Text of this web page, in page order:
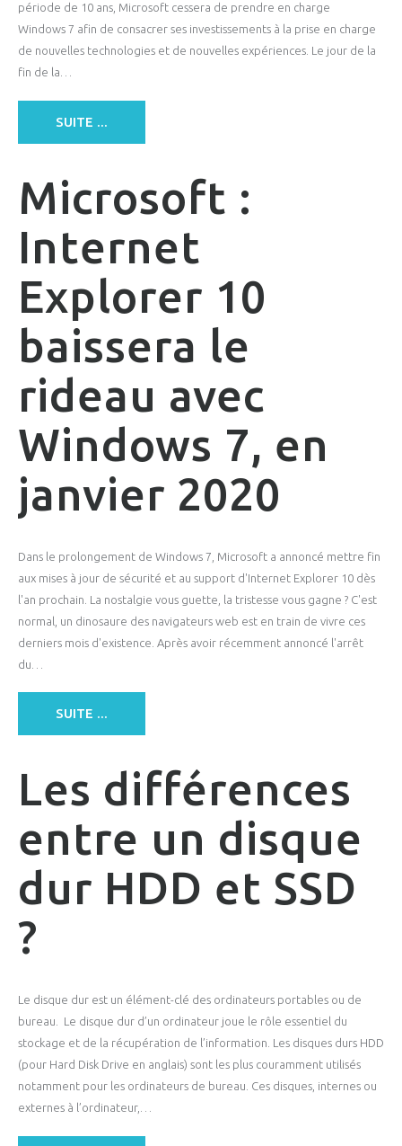
période de 10 ans, Microsoft cessera de prendre en charge
Windows 7 afin de consacrer ses investissements à la prise en charge
de nouvelles technologies et de nouvelles expériences. Le jour de la
fin de la…
SUITE ...
Microsoft :
Internet
Explorer 10
baissera le
rideau avec
Windows 7, en
janvier 2020
Dans le prolongement de Windows 7, Microsoft a annoncé mettre fin
aux mises à jour de sécurité et au support d'Internet Explorer 10 dès
l'an prochain. La nostalgie vous guette, la tristesse vous gagne ? C'est
normal, un dinosaure des navigateurs web est en train de vivre ces
derniers mois d'existence. Après avoir récemment annoncé l'arrêt
du…
SUITE ...
Les différences
entre un disque
dur HDD et SSD
?
Le disque dur est un élément-clé des ordinateurs portables ou de
bureau. Le disque dur d’un ordinateur joue le rôle essentiel du
stockage et de la récupération de l’information. Les disques durs HDD
(pour Hard Disk Drive en anglais) sont les plus couramment utilisés
notamment pour les ordinateurs de bureau. Ces disques, internes ou
externes à l’ordinateur,…